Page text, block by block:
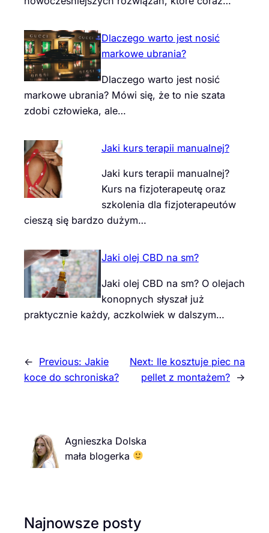
Dlaczego warto jest nosić
markowe ubrania?
Dlaczego warto jest nosić
markowe ubrania? Mówi się, że to nie szata
zdobi człowieka, ale…
Jaki kurs terapii manualnej?
Jaki kurs terapii manualnej?
Kurs na fizjoterapeutę oraz
szkolenia dla fizjoterapeutów
cieszą się bardzo dużym…
Jaki olej CBD na sm?
Jaki olej CBD na sm? O olejach
konopnych słyszał już
praktycznie każdy, aczkolwiek w dalszym…
← Previous: Jakie
koce do schroniska?
Next: Ile kosztuje piec na
pellet z montażem? →
Agnieszka Dolska
mała blogerka
Najnowsze posty